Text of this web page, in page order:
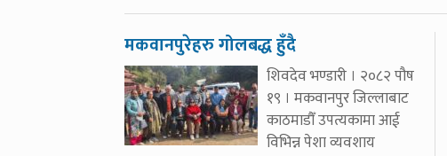
मकवानपुरेहरु गोलबद्ध हुँदै
शिवदेव भण्डारी । २०८२ पौष
१९ । मकवानपुर जिल्लाबाट
काठमाडौँ उपत्यकामा आई
विभिन्न पेशा व्यवशाय